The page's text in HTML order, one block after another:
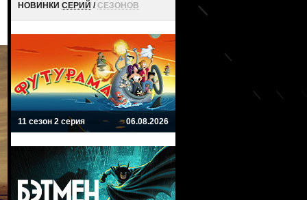
НОВИНКИ СЕРИЙ /СЕЗОНОВ
11 сезон 2 серия 06.08.2026